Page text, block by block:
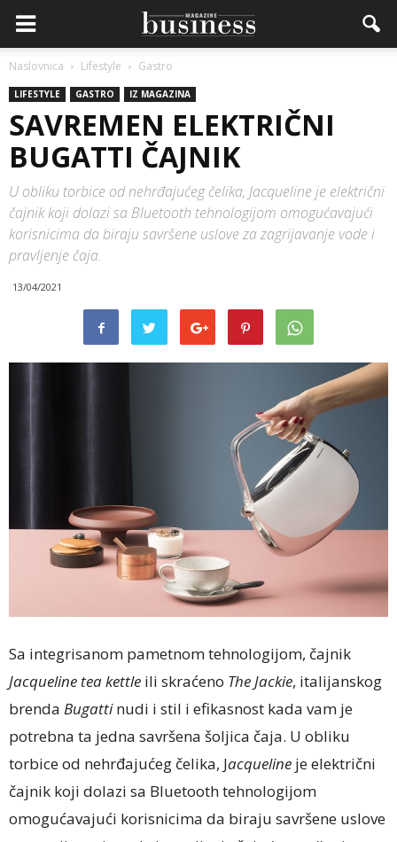
Naslovnica Lifestyle Gastro
LIFESTYLE GASTRO IZ MAGAZINA
SAVREMEN ELEKTRIČNI
BUGATTI ČAJNIK
U obliku torbice od nehrđajućeg čelika, Jacqueline je električni
čajnik koji dolazi sa Bluetooth tehnologijom omogućavajući
korisnicima da biraju savršene uslove za zagrijavanje vode i
pravljenje čaja.
13/04/2021
Sa integrisanom pametnom tehnologijom, čajnik
Jacqueline tea kettle ili skraćeno The Jackie, italijanskog
brenda Bugattinudi i stil i efikasnost kada vam je
potrebna ta jedna savršena šoljica čaja. U obliku
torbice od nehrđajućeg čelika, Jacqueline je električni
čajnik koji dolazi sa Bluetooth tehnologijom
omogućavajući korisnicima da biraju savršene uslove